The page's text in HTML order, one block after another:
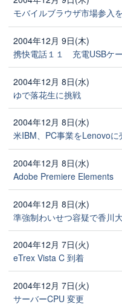
モバイルブラウザ市場参入
2004年12月 9日(木)
携快電話１１ 充電USBケ
2004年12月 8日(水)
ゆで落花生に挑戦
2004年12月 8日(水)
米IBM、PC事業をLenovoに
2004年12月 8日(水)
Adobe Premiere Elements
2004年12月 8日(水)
準強制わいせつ容疑で香
2004年12月 7日(火)
eTrex Vista C 到着
2004年12月 7日(火)
サーバーCPU 変更